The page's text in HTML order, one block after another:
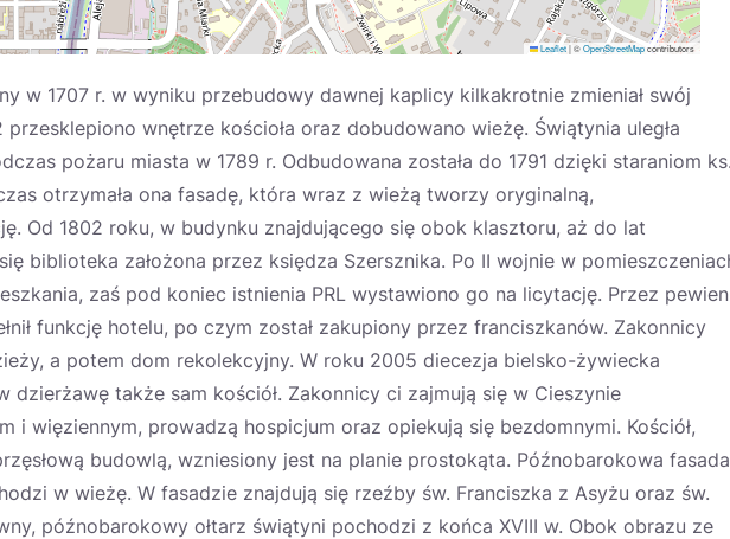
Leaflet|©OpenStreetMapcontributors
w 1707 r. w wyniku przebudowy dawnej kaplicy kilkakrotnie zmieniał swój
przesklepiono wnętrze kościoła oraz dobudowano wieżę. Świątynia uległa
pożaru miasta w 1789 r. Odbudowana została do 1791 dzięki staraniom ks.
otrzymała ona fasadę, która wraz z wieżą tworzy oryginalną,
Od 1802 roku, w budynku znajdującego się obok klasztoru, aż do lat
biblioteka założona przez księdza Szersznika. Po II wojnie w
zaś pod koniec istnienia PRL wystawiono go na licytację. Przez pewien
funkcję hotelu, po czym został zakupiony przez franciszkanów. Zakonnicy
a potem dom rekolekcyjny. W roku 2005 diecezja bielsko-żywiecka
dzierżawę także sam kościół. Zakonnicy ci zajmują się w Cieszynie
i więziennym, prowadzą hospicjum oraz opiekują się bezdomnymi. Kościół,
budowlą, wzniesiony jest na planie prostokąta. Późnobarokowa fasada
w wieżę. W fasadzie znajdują się rzeźby św. Franciszka z Asyżu oraz św.
późnobarokowy ołtarz świątyni pochodzi z końca XVIII w. Obok obrazu ze